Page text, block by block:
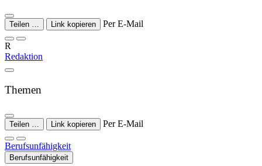
Teilen … Link kopieren Per E-Mail
R
Redaktion
Themen
Teilen … Link kopieren Per E-Mail
Berufsunfähigkeit
Berufsunfähigkeit